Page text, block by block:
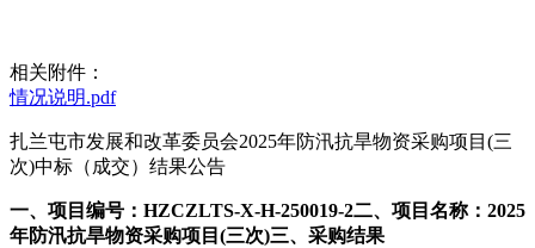
相关附件：
情况说明.pdf
扎兰屯市发展和改革委员会2025年防汛抗旱物资采购项目(三
次)中标（成交）结果公告
一、项目编号：HZCZLTS-X-H-250019-2二、项目名称：2025
年防汛抗旱物资采购项目(三次)三、采购结果